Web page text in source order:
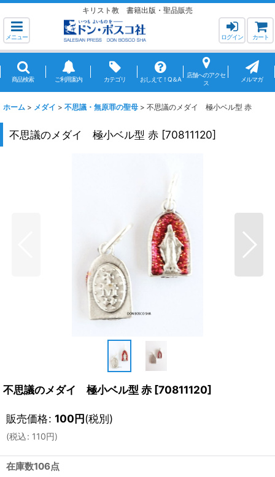
キリスト教 書籍出版・聖品販売
メニュー ログイン カート
商品検索 ご利用案内 カテゴリ おしえて！Q＆A
店舗へのアクセ
ス
メルマガ
ホーム > メダイ > 不思議・無原罪の聖母 > 不思議のメダイ 極小ベル型 赤
不思議のメダイ 極小ベル型 赤 [70811120]
不思議のメダイ 極小ベル型 赤 [70811120]
販売価格: 100円(税別)
(税込: 110円)
在庫数106点